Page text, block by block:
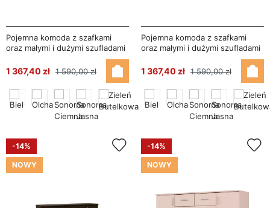
Pojemna komoda z szafkami
oraz małymi i dużymi szufladami
1 367,40 zł 1 590,00 zł
Pojemna komoda z szafkami
oraz małymi i dużymi szufladami
160 cm Sonoma Jasna – Linea
1 367,40 zł 1 590,00 zł
-14%
NOWY
-14%
NOWY